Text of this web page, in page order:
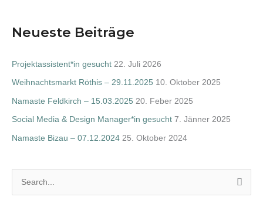
Neueste Beiträge
Projektassistent*in gesucht 22. Juli 2026
Weihnachtsmarkt Röthis – 29.11.2025 10. Oktober 2025
Namaste Feldkirch – 15.03.2025 20. Feber 2025
Social Media & Design Manager*in gesucht 7. Jänner 2025
Namaste Bizau – 07.12.2024 25. Oktober 2024